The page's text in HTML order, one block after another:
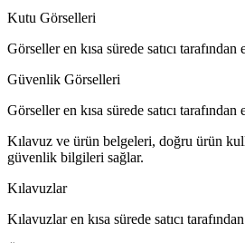
Kutu Görselleri
Görseller en kısa sürede satıcı tarafından
Güvenlik Görselleri
Görseller en kısa sürede satıcı tarafından
Kılavuz ve ürün belgeleri, doğru ürün
güvenlik bilgileri sağlar.
Kılavuzlar
Kılavuzlar en kısa sürede satıcı